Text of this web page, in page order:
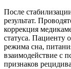
После
результат.
коррекция
статуса. Пациенту
режима сна,
взаимодействие с
признаков